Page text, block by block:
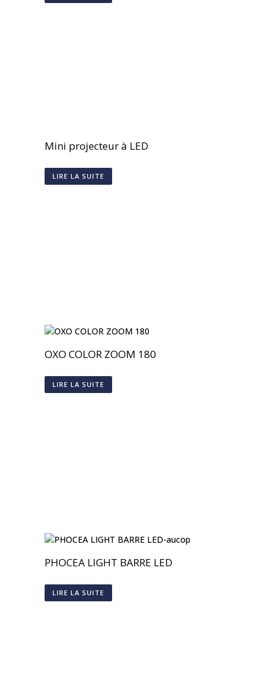
Mini projecteur à LED
LIRE LA SUITE
OXO COLOR ZOOM 180
LIRE LA SUITE
PHOCEA LIGHT BARRE LED
LIRE LA SUITE